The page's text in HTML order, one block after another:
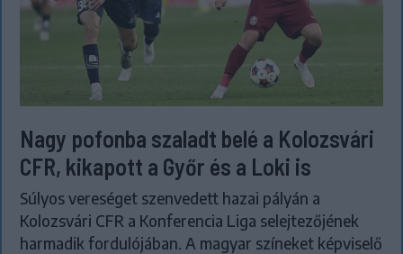
Nagy pofonba szaladt belé a Kolozsvári
CFR, kikapott a Győr és a Loki is
Súlyos vereséget szenvedett hazai pályán a
Kolozsvári CFR a Konferencia Liga selejtezőjének
harmadik fordulójában. A magyar színeket képviselő